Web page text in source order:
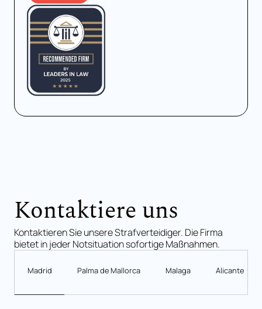
Kontaktiere uns
Kontaktieren Sie unsere Strafverteidiger. Die Firma
bietet in jeder Notsituation sofortige Maßnahmen.
Madrid Palma de Mallorca Malaga Alicante